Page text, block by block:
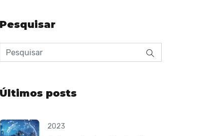
Pesquisar
Últimos posts
2023